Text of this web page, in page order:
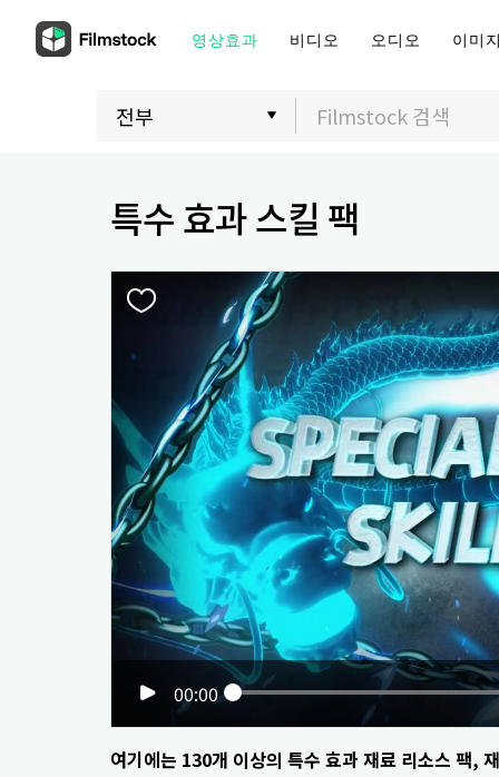
영상효과 비디오 오디오 이미
특수 효과 스킬 팩
00:00
여기에는 130개 이상의 특수 효과 재료 리소스 팩,